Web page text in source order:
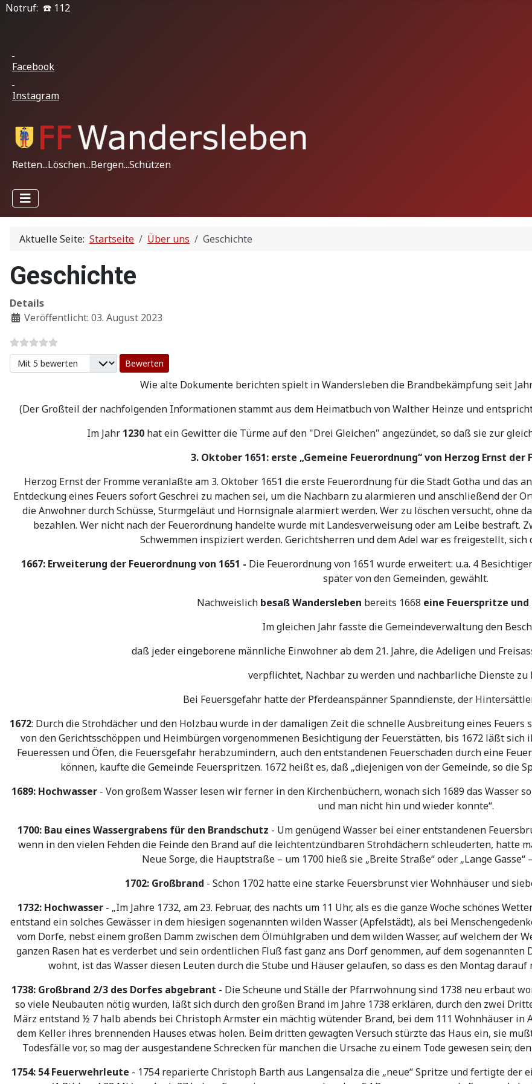
Notruf: ☎️ 112
Facebook
Instagram
Retten...Löschen...Bergen...Schützen
Aktuelle Seite: Startseite Über uns Geschichte
Geschichte
Details
Veröffentlicht: 03. August 2023
Bitte bewerten
Wie alte Dokumente berichten spielt in Wandersleben die Brandbekämpfung seit
(Der Großteil der nachfolgenden Informationen stammt aus dem Heimatbuch von Walther Heinze und
Im Jahr 1230 hat ein Gewitter die Türme auf den "Drei Gleichen" angezündet, so daß sie zur
3. Oktober 1651: erste „Gemeine Feuerordnung“ von Herzog Ernst der
Herzog Ernst der Fromme veranlaßte am 3. Oktober 1651 die erste Feuerordnung für die Stadt Gotha und das
Entdeckung eines Feuers sofort Geschrei zu machen sei, um die Nachbarn zu alarmieren und anschließend der
die Anwohner durch Schüsse, Sturmgeläut und Hornsignale alarmiert werden. Wer zu löschen versucht, ohne
bezahlen. Wer nicht nach der Feuerordnung handelte wurde mit Landesverweisung oder am Leibe
Schwemmen inspiziert werden. Gerichtsherren und dem Adel war es freigestellt,
1667: Erweiterung der Feuerordnung von 1651 - Die Feuerordnung von 1651 wurde erweitert: u.a. 4
später von den Gemeinden, gewählt.
Nachweislich besaß Wandersleben bereits 1668 eine Feuerspritze
Im gleichen Jahr fasste die Gemeindeverwaltung den
daß jeder eingeborene männliche Einwohner ab dem 21. Jahre, die Adeligen und
verpflichtet, Nachbar zu werden und nachbarliche Dienste zu
Bei Feuersgefahr hatte der Pferdeanspänner Spanndienste, der
1672: Durch die Strohdächer und den Holzbau wurde in der damaligen Zeit die schnelle Ausbreitung eines
von den Gerichtsschöppen und Heimbürgen vorgenommenen Besichtigung der Feuerstätten, bis 1672 läßt
Feueressen und Öfen, die Feuersgefahr herabzumindern, auch den entstandenen Feuerschaden durch eine
können, kaufte die Gemeinde Feuerspritzen. 1672 heißt es, daß „diejenigen von der Gemeinde, so die
1689: Hochwasser - Von großem Wasser lesen wir ferner in den Kirchenbüchern, wonach sich 1689 das Wasser
und man nicht hin und wieder konnte“.
1700: Bau eines Wassergrabens für den Brandschutz - Um genügend Wasser bei einer entstandenen
wenn in den vielen Fehden die Feinde den Brand auf die leichtentzündbaren Strohdächern schleuderten, hatte
Neue Sorge, die Hauptstraße – um 1700 hieß sie „Breite Straße“ oder „Lange
1702: Großbrand - Schon 1702 hatte eine starke Feuersbrunst vier Wohnhäuser und
1732: Hochwasser- „Im Jahre 1732, am 23. Februar, des nachts um 11 Uhr, als es die ganze Woche schönes
entstand ein solches Gewässer in dem hiesigen sogenannten wilden Wasser (Apfelstädt), als bei
vom Dorfe, nebst einem großen Damm zwischen dem Ölmühlgraben und dem wilden Wasser, auf welchem der
ganzen Rasen hat es verderbet und sein ordentlichen Fluß fast ganz ans Dorf genommen, auf dem sogenannten
wohnt, ist das Wasser diesen Leuten durch die Stube und Häuser gelaufen, so dass es den Montag
1738: Großbrand 2/3 des Dorfes abgebrant - Die Scheune und Ställe der Pfarrwohnung sind 1738 neu erbaut
so viele Neubauten nötig wurden, läßt sich durch den großen Brand im Jahre 1738 erklären, durch den zwei
März entstand ½ 7 halb abends bei Christoph Armster ein mächtig wütender Brand, bei dem 111 Wohnhäuser in
dem Keller ihres brennenden Hauses etwas holen. Beim dritten gewagten Versuch stürzte das Haus ein, sie
Todesfälle vor, so mag der ausgestandene Schrecken für manchen die Ursache zu einem Tode gewesen sein;
1754: 54 Feuerwehrleute - 1754 reparierte Christoph Barth aus Langensalza die „neue“ Spritze und fertigte